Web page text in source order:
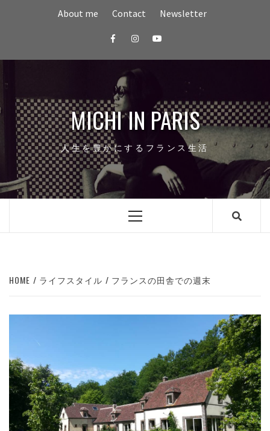
About me Contact Newsletter
FacebookInstagramyoutube
MICHI IN PARIS
人生を豊かにするフランス生活
Primary
HOME ライフスタイル フランスの田舎での週末